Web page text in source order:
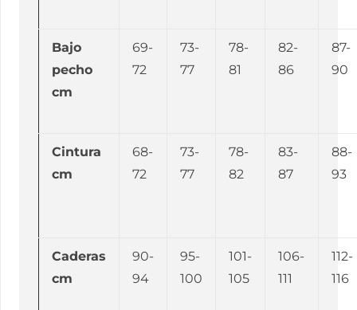
Bajo
pecho
cm
69-
72
73-
77
78-
81
82-
86
87-
90
Cintura
cm
68-
72
73-
77
78-
82
83-
87
88-
93
Caderas
cm
90-
94
95-
100
101-
105
106-
111
112-
116